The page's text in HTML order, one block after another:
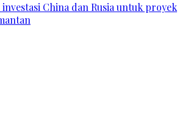
China dan Rusia untuk proyek